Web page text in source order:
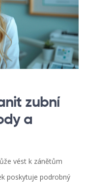
zubní
a
vést k zánětům
poskytuje podrobný